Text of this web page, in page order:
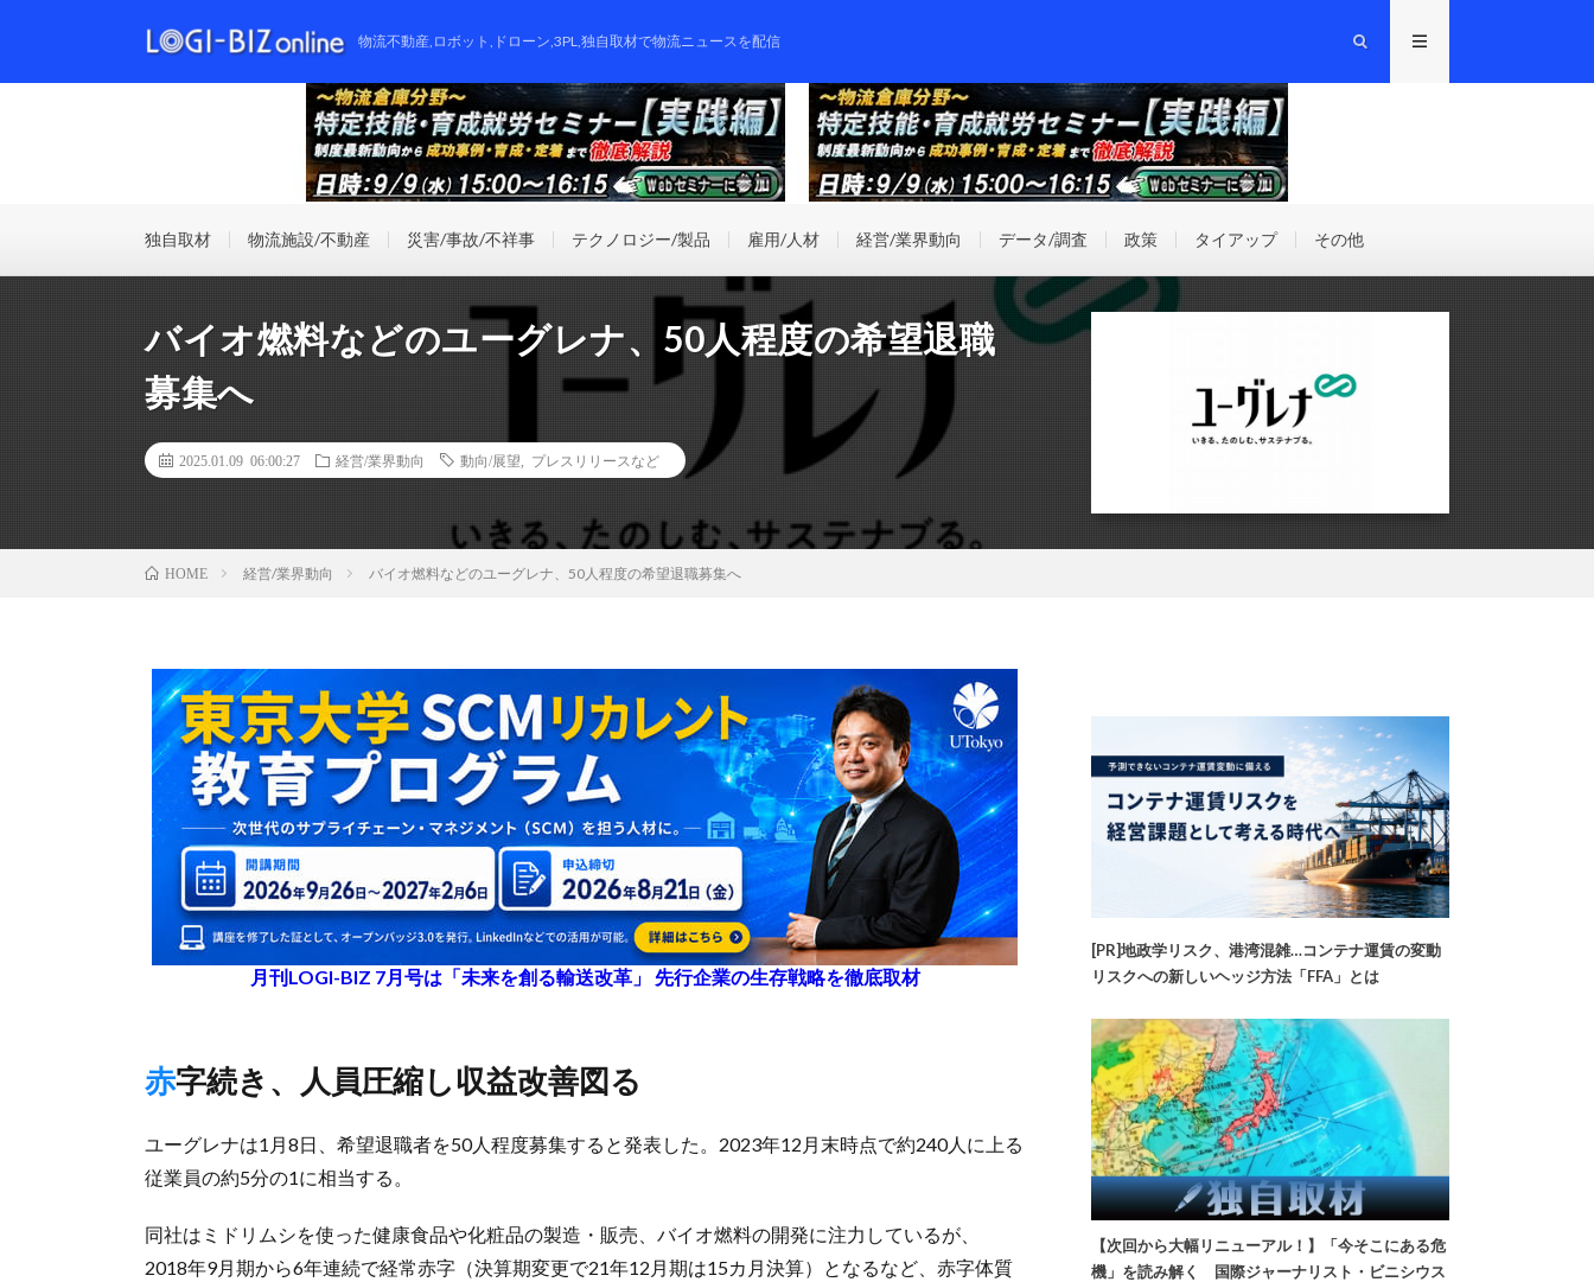
物流不動産,ロボット,ドローン,3PL,独自取材で物流ニュースを配信
独自取材 物流施設/不動産 災害/事故/不祥事 テクノロジー/製品 雇用/人材 経営/業界動向 データ/調査 政策 タイアップ その他
バイオ燃料などのユーグレナ、50人程度の希望退職
募集へ
2025.01.09 06:00:27 経営/業界動向 動向/展望 プレスリリースなど
HOME 経営/業界動向 バイオ燃料などのユーグレナ、50人程度の希望退職募集へ
月刊LOGI-BIZ 7月号は「未来を創る輸送改革」 先行企業の生存戦略を徹底取材
赤字続き、人員圧縮し収益改善図る
ユーグレナは1月8日、希望退職者を50人程度募集すると発表した。2023年12月末時点で約240人に上る
従業員の約5分の1に相当する。
同社はミドリムシを使った健康食品や化粧品の製造・販売、バイオ燃料の開発に注力しているが、
2018年9月期から6年連続で経常赤字（決算期変更で21年12月期は15カ月決算）となるなど、赤字体質
[PR]地政学リスク、港湾混雑…コンテナ運賃の変動
リスクへの新しいヘッジ方法「FFA」とは
【次回から大幅リニューアル！】「今そこにある危
機」を読み解く 国際ジャーナリスト・ビニシウス